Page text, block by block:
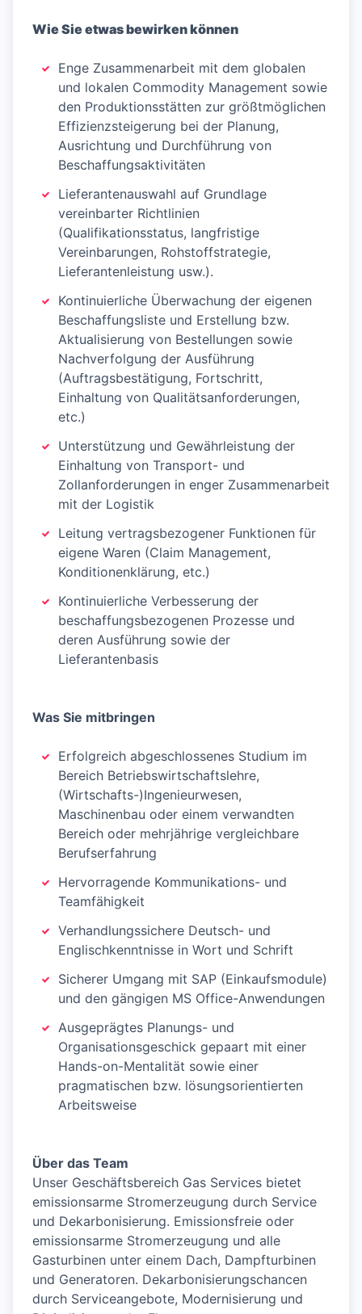
Wie Sie etwas bewirken können
Enge Zusammenarbeit mit dem globalen
und lokalen Commodity Management sowie
den Produktionsstätten zur größtmöglichen
Effizienzsteigerung bei der Planung,
Ausrichtung und Durchführung von
Beschaffungsaktivitäten
Lieferantenauswahl auf Grundlage
vereinbarter Richtlinien
(Qualifikationsstatus, langfristige
Vereinbarungen, Rohstoffstrategie,
Lieferantenleistung usw.).
Kontinuierliche Überwachung der eigenen
Beschaffungsliste und Erstellung bzw.
Aktualisierung von Bestellungen sowie
Nachverfolgung der Ausführung
(Auftragsbestätigung, Fortschritt,
Einhaltung von Qualitätsanforderungen,
etc.)
Unterstützung und Gewährleistung der
Einhaltung von Transport- und
Zollanforderungen in enger Zusammenarbeit
mit der Logistik
Leitung vertragsbezogener Funktionen für
eigene Waren (Claim Management,
Konditionenklärung, etc.)
Kontinuierliche Verbesserung der
beschaffungsbezogenen Prozesse und
deren Ausführung sowie der
Lieferantenbasis
Was Sie mitbringen
Erfolgreich abgeschlossenes Studium im
Bereich Betriebswirtschaftslehre,
(Wirtschafts-)Ingenieurwesen,
Maschinenbau oder einem verwandten
Bereich oder mehrjährige vergleichbare
Berufserfahrung
Hervorragende Kommunikations- und
Teamfähigkeit
Verhandlungssichere Deutsch- und
Englischkenntnisse in Wort und Schrift
Sicherer Umgang mit SAP (Einkaufsmodule)
und den gängigen MS Office-Anwendungen
Ausgeprägtes Planungs- und
Organisationsgeschick gepaart mit einer
Hands-on-Mentalität sowie einer
pragmatischen bzw. lösungsorientierten
Arbeitsweise
Über das Team
Unser Geschäftsbereich Gas Services bietet
emissionsarme Stromerzeugung durch Service
und Dekarbonisierung. Emissionsfreie oder
emissionsarme Stromerzeugung und alle
Gasturbinen unter einem Dach, Dampfturbinen
und Generatoren. Dekarbonisierungschancen
durch Serviceangebote, Modernisierung und